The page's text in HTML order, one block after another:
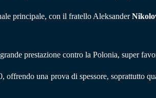
principale, con il fratello Aleksander
prestazione contro la Polonia, super
offrendo una prova di spessore, soprattutto